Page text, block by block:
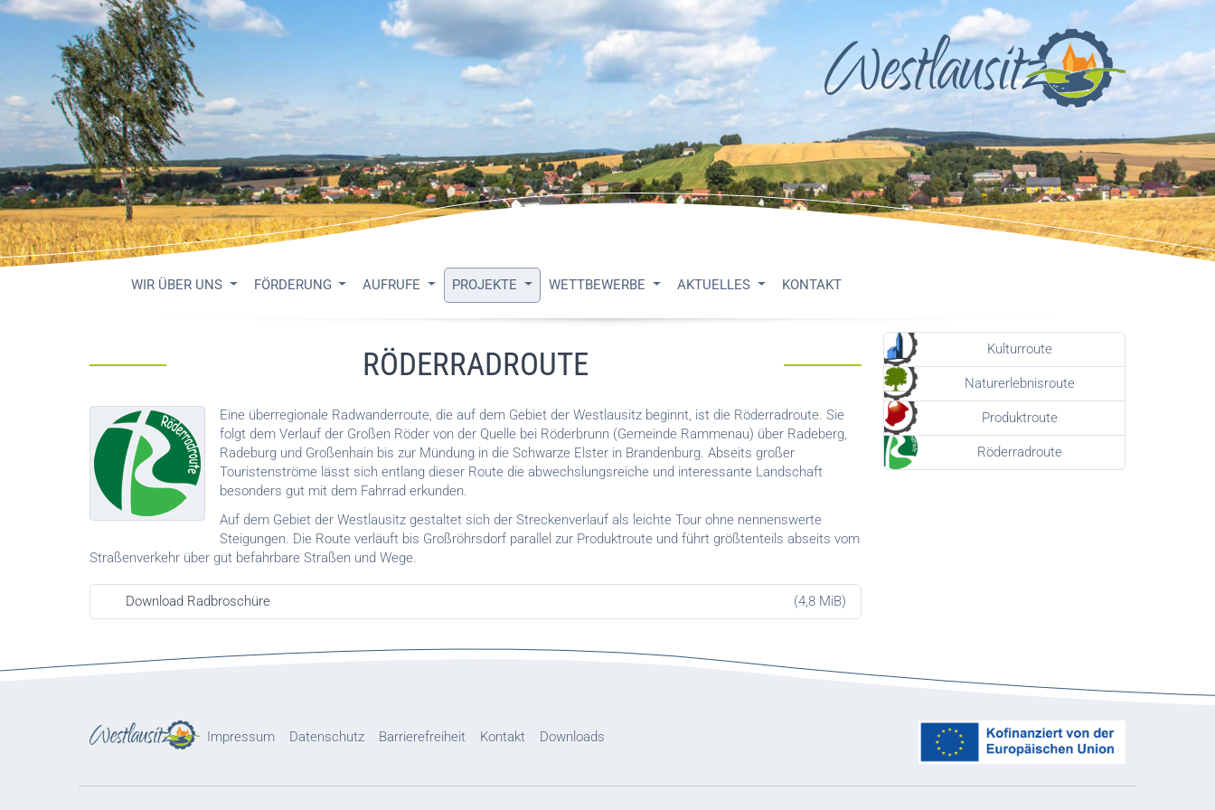
WIR ÜBER UNS FÖRDERUNG AUFRUFE PROJEKTE WETTBEWERBE AKTUELLES KONTAKT
RÖDERRADROUTE
Eine überregionale Radwanderroute, die auf dem Gebiet der Westlausitz beginnt, ist die Röderradroute. Sie
folgt dem Verlauf der Großen Röder von der Quelle bei Röderbrunn (Gemeinde Rammenau) über Radeberg,
Radeburg und Großenhain bis zur Mündung in die Schwarze Elster in Brandenburg. Abseits großer
Touristenströme lässt sich entlang dieser Route die abwechslungsreiche und interessante Landschaft
besonders gut mit dem Fahrrad erkunden.
Auf dem Gebiet der Westlausitz gestaltet sich der Streckenverlauf als leichte Tour ohne nennenswerte
Steigungen. Die Route verläuft bis Großröhrsdorf parallel zur Produktroute und führt größtenteils abseits vom
Straßenverkehr über gut befahrbare Straßen und Wege.
Download Radbroschüre (4,8 MiB)
Kulturroute
Naturerlebnisroute
Produktroute
Röderradroute
Impressum Datenschutz Barrierefreiheit Kontakt Downloads